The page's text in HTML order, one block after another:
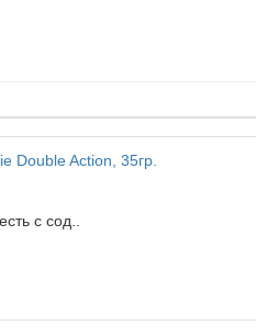
с сод..